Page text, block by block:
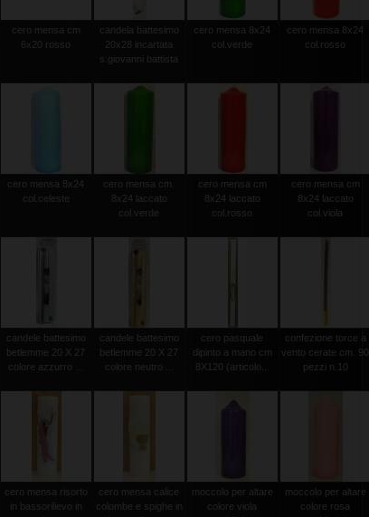
cero mensa cm
6x20 rosso
candela battesimo
20x28 incartata
s.giovanni battista
cero mensa 8x24
col.verde
cero mensa 8x24
col.rosso
cero mensa 8x24
col.celeste
cero mensa cm.
8x24 laccato
col.verde
cero mensa cm
8x24 laccato
col.rosso
cero mensa cm
8x24 laccato
col.viola
candele battesimo
betlemme 20 X 27
colore azzurro ...
candele battesimo
betlemme 20 X 27
colore neutro ...
cero pasquale
dipinto a mano cm
8X120 (articolo...
confezione torce a
vento cerate cm. 90
pezzi n.10
cero mensa risorto
in bassorilievo in
cero mensa calice
colombe e spighe in
moccolo per altare
colore viola
moccolo per altare
colore rosa